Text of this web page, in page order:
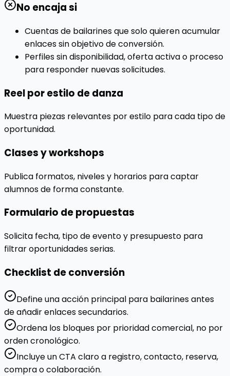
No encaja si
Cuentas de bailarines que solo quieren acumular
enlaces sin objetivo de conversión.
Perfiles sin disponibilidad, oferta activa o proceso
para responder nuevas solicitudes.
Reel por estilo de danza
Muestra piezas relevantes por estilo para cada tipo de
oportunidad.
Clases y workshops
Publica formatos, niveles y horarios para captar
alumnos de forma constante.
Formulario de propuestas
Solicita fecha, tipo de evento y presupuesto para
filtrar oportunidades serias.
Checklist de conversión
Define una acción principal para bailarines antes
de añadir enlaces secundarios.
Ordena los bloques por prioridad comercial, no por
orden cronológico.
Incluye un CTA claro a registro, contacto, reserva,
compra o colaboración.